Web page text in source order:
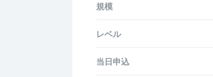
規模
レベル
当日申込